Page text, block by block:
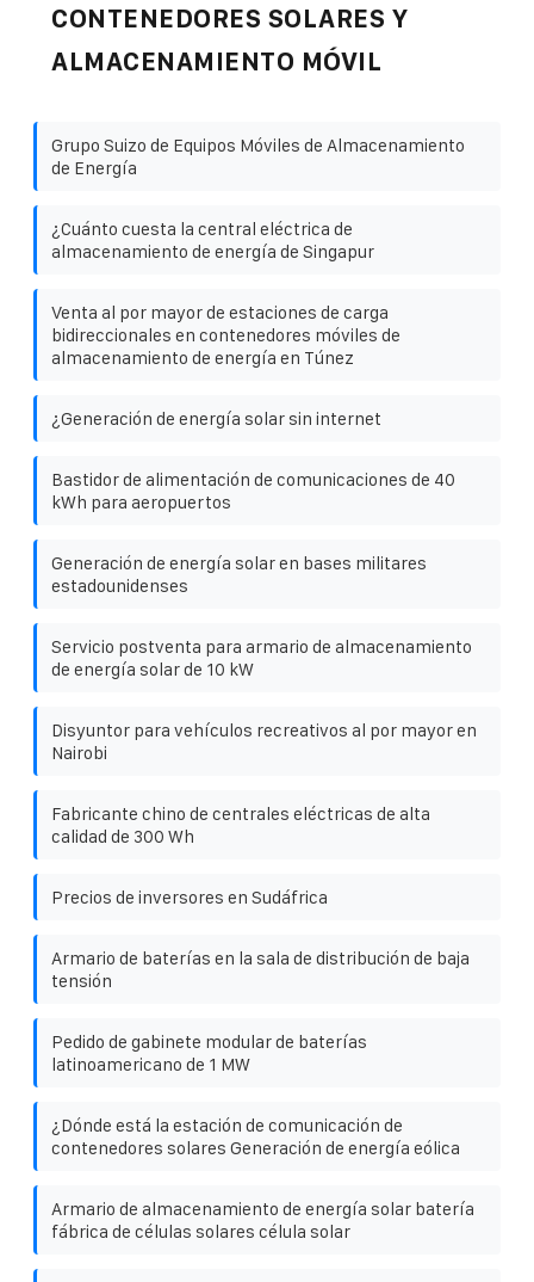
CONTENEDORES SOLARES Y
ALMACENAMIENTO MÓVIL
Grupo Suizo de Equipos Móviles de Almacenamiento
de Energía
¿Cuánto cuesta la central eléctrica de
almacenamiento de energía de Singapur
Venta al por mayor de estaciones de carga
bidireccionales en contenedores móviles de
almacenamiento de energía en Túnez
¿Generación de energía solar sin internet
Bastidor de alimentación de comunicaciones de 40
kWh para aeropuertos
Generación de energía solar en bases militares
estadounidenses
Servicio postventa para armario de almacenamiento
de energía solar de 10 kW
Disyuntor para vehículos recreativos al por mayor en
Nairobi
Fabricante chino de centrales eléctricas de alta
calidad de 300 Wh
Precios de inversores en Sudáfrica
Armario de baterías en la sala de distribución de baja
tensión
Pedido de gabinete modular de baterías
latinoamericano de 1 MW
¿Dónde está la estación de comunicación de
contenedores solares Generación de energía eólica
Armario de almacenamiento de energía solar batería
fábrica de células solares célula solar